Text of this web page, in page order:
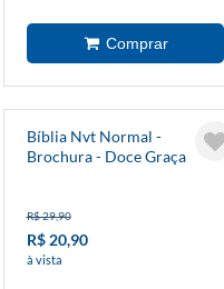
Bíblia Nvt Normal -
Brochura - Doce Graça
R$ 29,90
R$ 20,90
à vista